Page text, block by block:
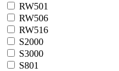
RW501
RW506
RW516
S2000
S3000
S801